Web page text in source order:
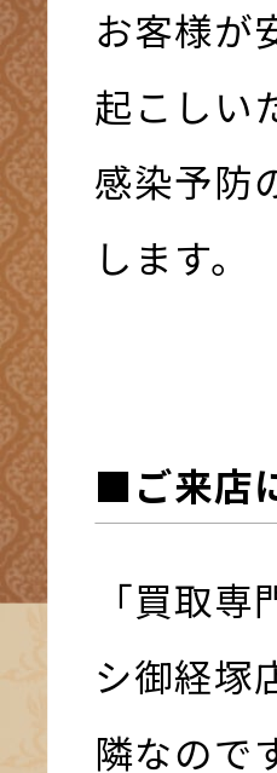
お客様が
起こしい
感染予防
します。
■ご来店
「買取
シ御経塚
隣なので